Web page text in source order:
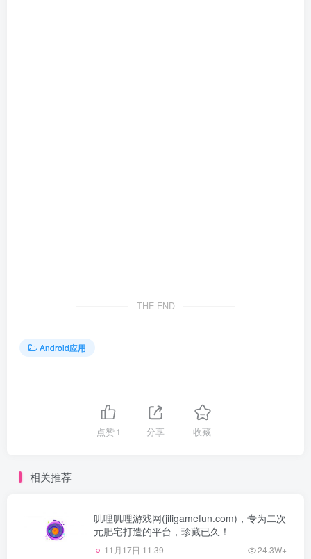
THE END
Android应用
点赞1 分享 收藏
相关推荐
叽哩叽哩游戏网(jiligamefun.com)，专为二次
元肥宅打造的平台，珍藏已久！
11月17日 11:39 24.3W+